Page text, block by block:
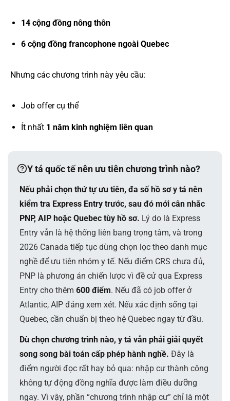
14 cộng đồng nông thôn
6 cộng đồng francophone ngoài Quebec
Nhưng các chương trình này yêu cầu:
Job offer cụ thể
Ít nhất 1 năm kinh nghiệm liên quan
Y tá quốc tế nên ưu tiên chương trình nào?
Nếu phải chọn thứ tự ưu tiên, đa số hồ sơ y tá nên
kiểm tra Express Entry trước, sau đó mới cân nhắc
PNP, AIP hoặc Quebec tùy hồ sơ. Lý do là Express
Entry vẫn là hệ thống liên bang trọng tâm, và trong
2026 Canada tiếp tục dùng chọn lọc theo danh mục
nghề để ưu tiên nhóm y tế. Nếu điểm CRS chưa đủ,
PNP là phương án chiến lược vì đề cử qua Express
Entry cho thêm 600 điểm. Nếu đã có job offer ở
Atlantic, AIP đáng xem xét. Nếu xác định sống tại
Quebec, cần chuẩn bị theo hệ Quebec ngay từ đầu.
Dù chọn chương trình nào, y tá vẫn phải giải quyết
song song bài toán cấp phép hành nghề. Đây là
điểm người đọc rất hay bỏ qua: nhập cư thành công
không tự động đồng nghĩa được làm điều dưỡng
ngay. Vì vậy, phần “chương trình nhập cư” chỉ là một